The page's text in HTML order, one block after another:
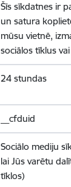
Šīs sīkdatnes ir
un satura
mūsu vietnē,
sociālos tīklus
24 stundas
__cfduid
Sociālo mediju
lai Jūs varētu
tīklos)